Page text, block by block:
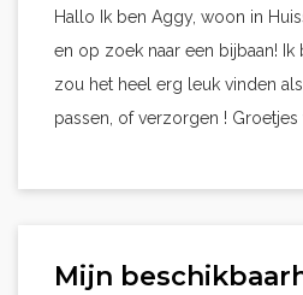
Hallo Ik ben Aggy, woon in
en op zoek naar een bijbaan!
zou het heel erg leuk vinden
passen, of verzorgen !
Mijn